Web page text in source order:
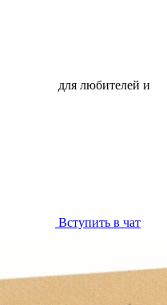
для любителей и
Вступить в чат